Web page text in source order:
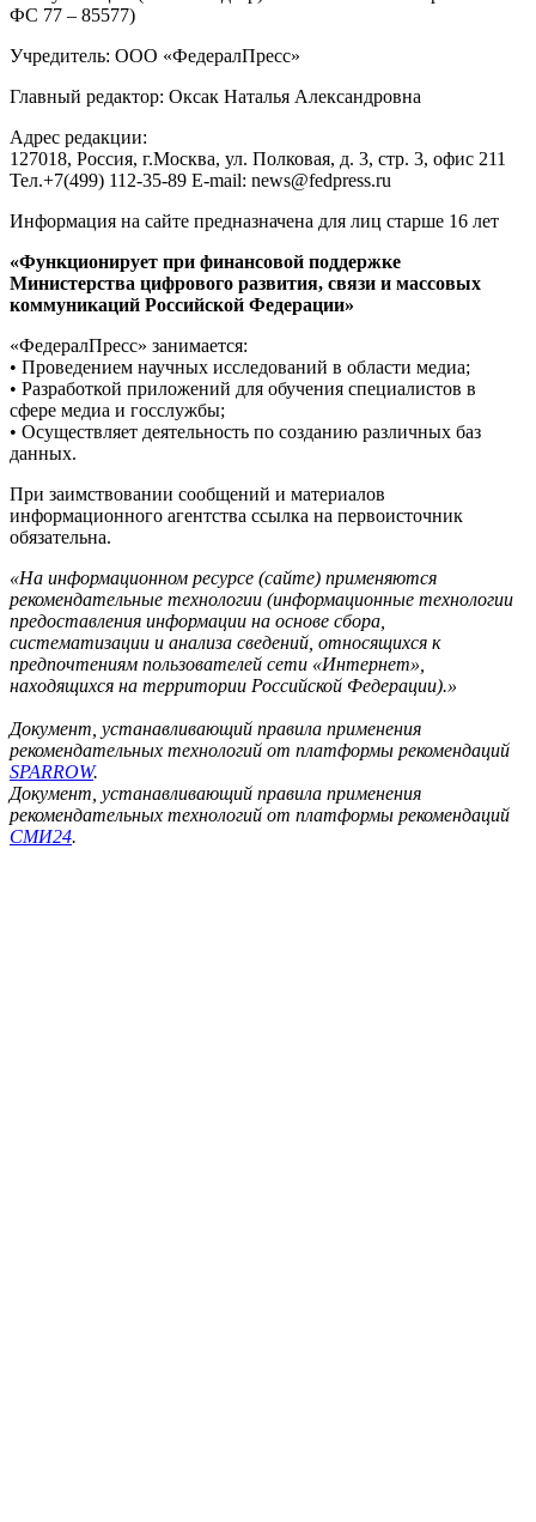
ФС 77 – 85577)
Учредитель: ООО «ФедералПресс»
Главный редактор: Оксак Наталья Александровна
Адрес редакции:
127018, Россия, г.Москва, ул. Полковая, д. 3, стр. 3, офис 211
Тел.+7(499) 112-35-89 E-mail: news@fedpress.ru
Информация на сайте предназначена для лиц старше 16 лет
«Функционирует при финансовой поддержке
Министерства цифрового развития, связи и массовых
коммуникаций Российской Федерации»
«ФедералПресс» занимается:
• Проведением научных исследований в области медиа;
• Разработкой приложений для обучения специалистов в
сфере медиа и госслужбы;
• Осуществляет деятельность по созданию различных баз
данных.
При заимствовании сообщений и материалов
информационного агентства ссылка на первоисточник
обязательна.
«На информационном ресурсе (сайте) применяются
рекомендательные технологии (информационные технологии
предоставления информации на основе сбора,
систематизации и анализа сведений, относящихся к
предпочтениям пользователей сети «Интернет»,
находящихся на территории Российской Федерации).»
Документ, устанавливающий правила применения
рекомендательных технологий от платформы рекомендаций
SPARROW.
Документ, устанавливающий правила применения
рекомендательных технологий от платформы рекомендаций
СМИ24.